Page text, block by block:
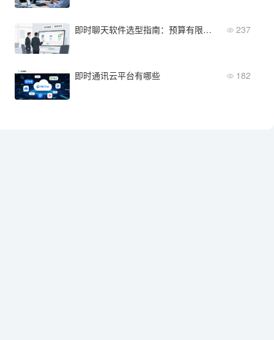
即时聊天软件选型指南：预算有限的企业怎么选？ 237
即时通讯云平台有哪些 182